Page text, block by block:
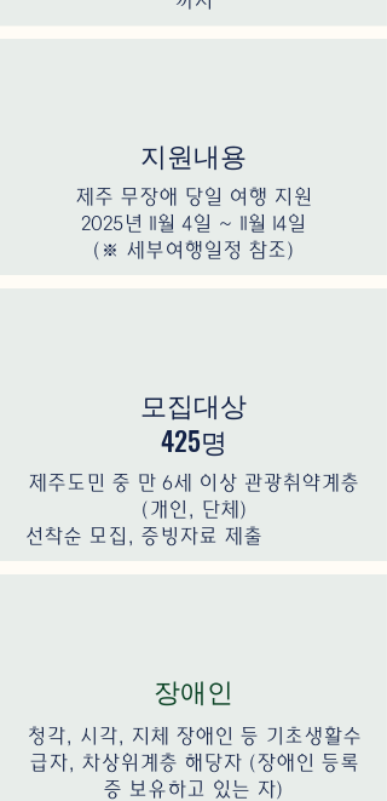
지원내용
제주 무장애 당일 여행 지원
2025년 11월 4일 ~ 11월 14일
(※ 세부여행일정 참조)
모집대상
425명
제주도민 중 만 6세 이상 관광취약계층
(개인, 단체)
선착순 모집, 증빙자료 제출
장애인
청각, 시각, 지체 장애인 등 기초생활수
급자, 차상위계층 해당자 (장애인 등록
증 보유하고 있는 자)